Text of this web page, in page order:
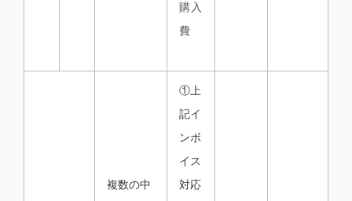
購入
費
複数の中
①上
記イ
ンボ
イス
対応